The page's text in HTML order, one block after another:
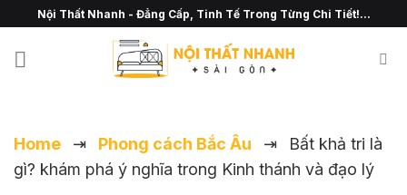
Chuyển
đến
nội
Nội Thất Nhanh - Đẳng Cấp, Tinh Tế Trong Từng Chi Tiết!...
Home ⇥ Phong cách Bắc Âu ⇥
Bất khả tri là
gì? khám phá ý nghĩa trong Kinh thánh và đạo lý